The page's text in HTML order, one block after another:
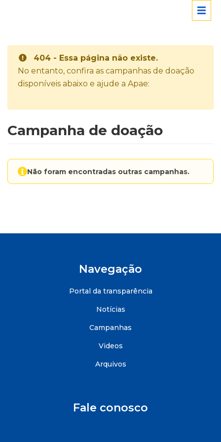
404 - Essa página não existe.
No entanto, confira as campanhas de doação
disponíveis abaixo e ajude a Apae:
Campanha de doação
Não foram encontradas outras campanhas.
Navegação
Portal da transparência
Notícias
Campanhas
Videos
Arquivos
Fale conosco